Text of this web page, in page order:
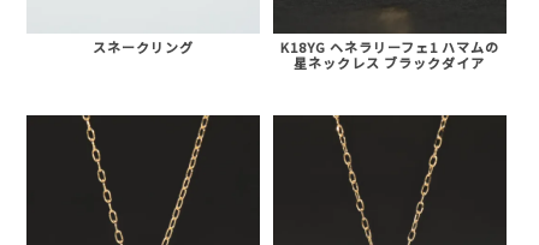
スネークリング
K18YG ヘネラリーフェ1 ハマムの
星ネックレス ブラックダイア